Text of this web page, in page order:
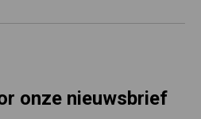
onze nieuwsbrief